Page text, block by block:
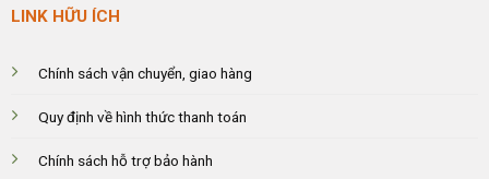
LINK HỮU ÍCH
Chính sách vận chuyển, giao hàng
Quy định về hình thức thanh toán
Chính sách hỗ trợ bảo hành